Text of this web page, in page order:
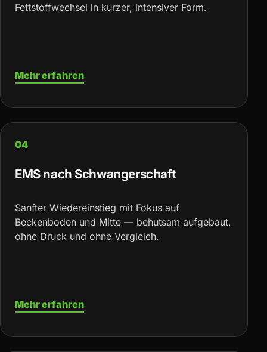
Fettstoffwechsel in kurzer, intensiver Form.
Mehr erfahren
04
EMS nach Schwangerschaft
Sanfter Wiedereinstieg mit Fokus auf
Beckenboden und Mitte — behutsam aufgebaut,
ohne Druck und ohne Vergleich.
Mehr erfahren